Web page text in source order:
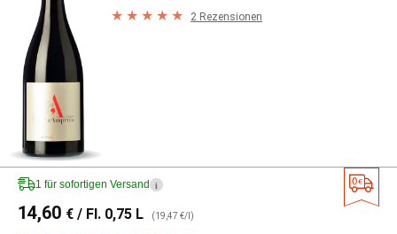
2 Rezensionen
1 für sofortigen Versand i
14,60 € / Fl. 0,75 L (19,47 €/l)